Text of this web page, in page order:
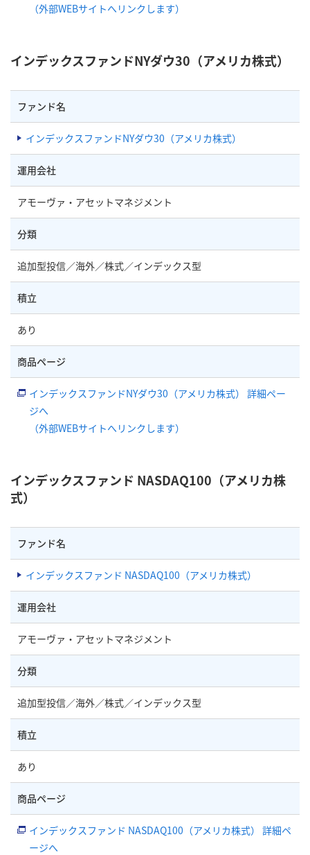
（外部WEBサイトへリンクします）
インデックスファンドNYダウ30（アメリカ株式）
ファンド名
インデックスファンドNYダウ30（アメリカ株式）
運用会社
アモーヴァ・アセットマネジメント
分類
追加型投信／海外／株式／インデックス型
積立
あり
商品ページ
インデックスファンドNYダウ30（アメリカ株式） 詳細ペー
ジへ
（外部WEBサイトへリンクします）
インデックスファンド NASDAQ100（アメリカ株
式）
ファンド名
インデックスファンド NASDAQ100（アメリカ株式）
運用会社
アモーヴァ・アセットマネジメント
分類
追加型投信／海外／株式／インデックス型
積立
あり
商品ページ
インデックスファンド NASDAQ100（アメリカ株式） 詳細ペ
ージへ